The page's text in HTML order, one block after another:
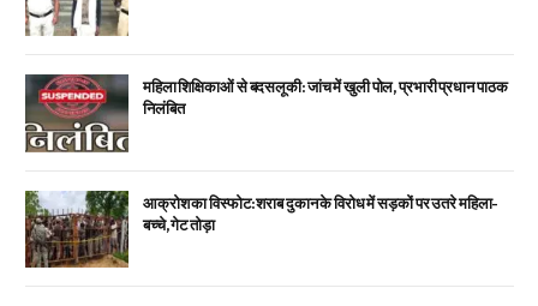
महिला शिक्षिकाओं से बदसलूकी: जांच में खुली पोल, प्रभारी प्रधान पाठक
निलंबित
आक्रोश का विस्फोट: शराब दुकान के विरोध में सड़कों पर उतरे महिला-
बच्चे, गेट तोड़ा